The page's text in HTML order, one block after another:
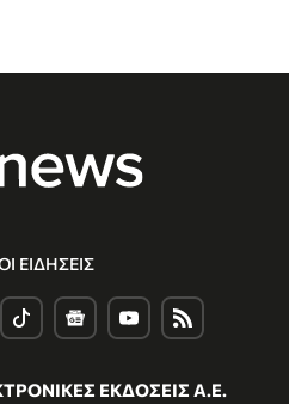
ΕΙΔΗΣΕΙΣ
ΕΚΔΟΣΕΙΣ Α.Ε.